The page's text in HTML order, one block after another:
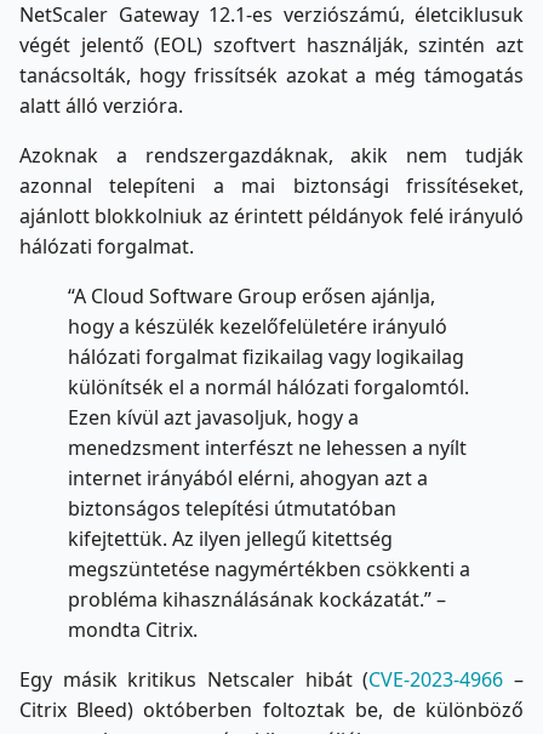
NetScaler Gateway 12.1-es verziószámú, életciklusuk
végét jelentő (EOL) szoftvert használják, szintén azt
tanácsolták, hogy frissítsék azokat a még támogatás
alatt álló verzióra.
Azoknak a rendszergazdáknak, akik nem tudják
azonnal telepíteni a mai biztonsági frissítéseket,
ajánlott blokkolniuk az érintett példányok felé irányuló
hálózati forgalmat.
“A Cloud Software Group erősen ajánlja,
hogy a készülék kezelőfelületére irányuló
hálózati forgalmat fizikailag vagy logikailag
különítsék el a normál hálózati forgalomtól.
Ezen kívül azt javasoljuk, hogy a
menedzsment interfészt ne lehessen a nyílt
internet irányából elérni, ahogyan azt a
biztonságos telepítési útmutatóban
kifejtettük. Az ilyen jellegű kitettség
megszüntetése nagymértékben csökkenti a
probléma kihasználásának kockázatát.” –
mondta Citrix.
Egy másik kritikus Netscaler hibát (CVE-2023-4966 –
Citrix Bleed) októberben foltoztak be, de különböző